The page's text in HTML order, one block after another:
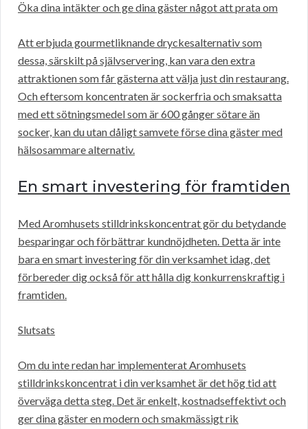
Öka dina intäkter och ge dina gäster något att prata om
Att erbjuda gourmetliknande dryckesalternativ som
dessa, särskilt på självservering, kan vara den extra
attraktionen som får gästerna att välja just din restaurang.
Och eftersom koncentraten är sockerfria och smaksatta
med ett sötningsmedel som är 600 gånger sötare än
socker, kan du utan dåligt samvete förse dina gäster med
hälsosammare alternativ.
En smart investering för framtiden
Med Aromhusets stilldrinkskoncentrat gör du betydande
besparingar och förbättrar kundnöjdheten. Detta är inte
bara en smart investering för din verksamhet idag, det
förbereder dig också för att hålla dig konkurrenskraftig i
framtiden.
Slutsats
Om du inte redan har implementerat Aromhusets
stilldrinkskoncentrat i din verksamhet är det hög tid att
överväga detta steg. Det är enkelt, kostnadseffektivt och
ger dina gäster en modern och smakmässigt rik